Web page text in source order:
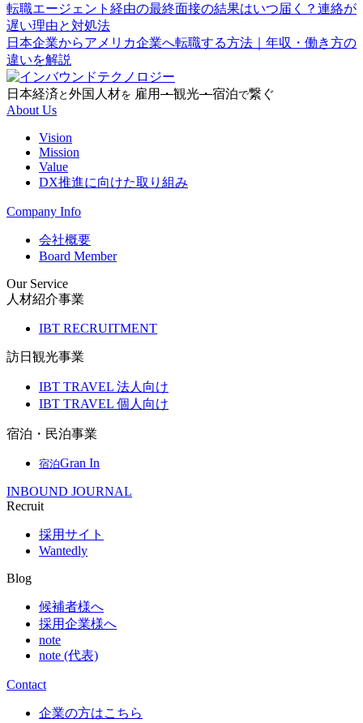
転職エージェント経由の最終面接の結果はいつ届く？連絡が
遅い理由と対処法
日本企業からアメリカ企業へ転職する方法｜年収・働き方の
違いを解説
日本経済 と 外国人材を 雇用・観光・宿泊で繋ぐ
About Us
Vision
Mission
Value
DX推進に向けた取り組み
Company Info
会社概要
Board Member
Our Service
人材紹介事業
IBT RECRUITMENT
訪日観光事業
IBT TRAVEL 法人向け
IBT TRAVEL 個人向け
宿泊・民泊事業
宿泊Gran In
INBOUND JOURNAL
Recruit
採用サイト
Wantedly
Blog
候補者様へ
採用企業様へ
note
note (代表)
Contact
企業の方はこちら